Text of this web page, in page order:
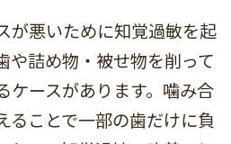
が悪いために知覚過敏を起
や詰め物・被せ物を削って
ケースがあります。噛み合
ることで一部の歯だけに負